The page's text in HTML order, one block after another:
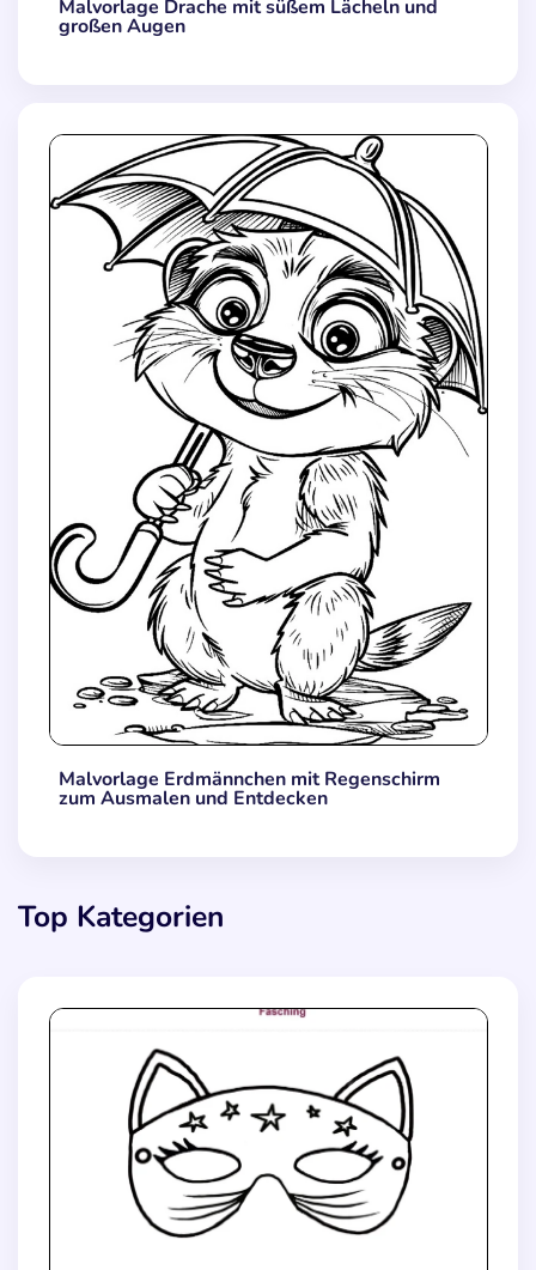
Malvorlage Drache mit süßem Lächeln und
großen Augen
Malvorlage Erdmännchen mit Regenschirm
zum Ausmalen und Entdecken
Top Kategorien